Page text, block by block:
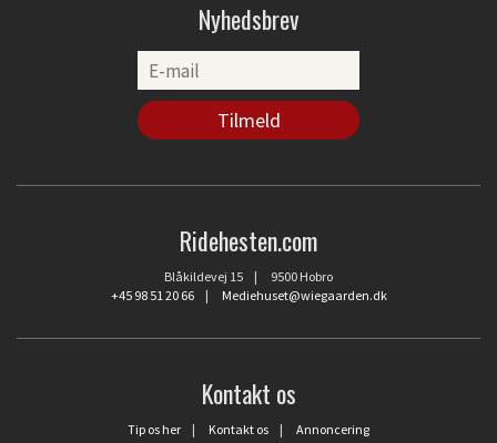
Nyhedsbrev
Ridehesten.com
Blåkildevej 15 | 9500 Hobro
+45 98 51 20 66| Mediehuset@wiegaarden.dk
Kontakt os
Tip os her | Kontakt os | Annoncering